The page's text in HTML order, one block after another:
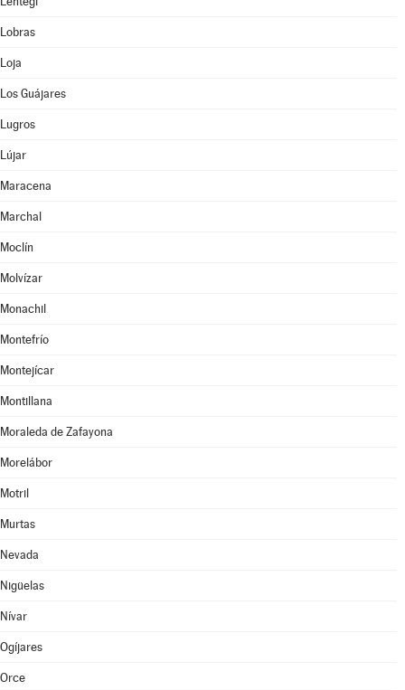
Lobras
Loja
Los Guájares
Lugros
Lújar
Maracena
Marchal
Moclín
Molvízar
Monachil
Montefrío
Montejícar
Montillana
Moraleda de Zafayona
Morelábor
Motril
Murtas
Nevada
Nigüelas
Nívar
Ogíjares
Orce